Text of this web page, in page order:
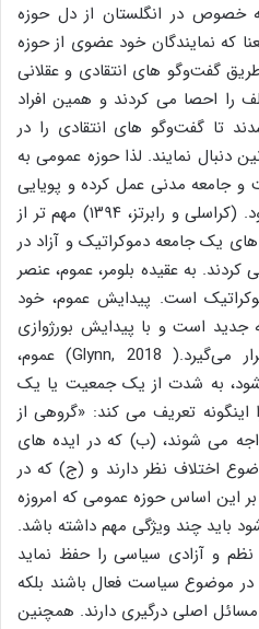
خصوص در انگلستان از دل حوزه
که نمایندگان خود عضوی از حوزه
گفت‌وگو های انتقادی و عقلانی
را احصا می کردند و همین افراد
تا گفت‌وگو های انتقادی را در
دنبال نمایند. لذا حوزه عمومی به
و جامعه مدنی عمل کرده و پویایی
سیاسی-اجتماعی را حفط می نمود. (کراسلی و رابرتز، ۱۳۹۴) مهم تر از
یک جامعه دموکراتیک و آزاد در
به عقیده بلومر، عموم، عنصر
است. پیدایش عموم، خود
جدید است و با پیدایش بورژوازی
یا احزاب سیاسی در ارتباط قرار می‌گیرد.( Glynn, 2018) عموم،
شود، به شدت از یک جمعیت یا یک
اینگونه تعریف می کند: «گروهی از
می شوند، (ب) که در ایده های
اختلاف نظر دارند و (ج) که در
این اساس حوزه عمومی که امروزه
باید چند ویژگی مهم داشته باشد.
نظم و آزادی سیاسی را حفظ نماید
در موضوع سیاست فعال باشند بلکه
مسائل اصلی درگیری دارند. همچنین